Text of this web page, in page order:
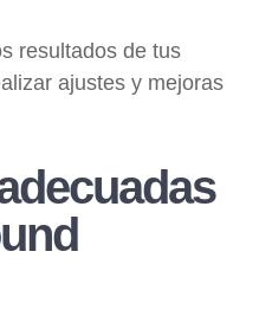
resultados de tus
ajustes y mejoras